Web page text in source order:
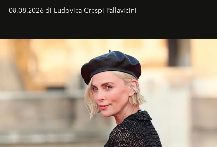
favorevole della Luna nuova in Leone del 12 agosto,
ideale per la notte delle Perseidi.
08.08.2026 di Ludovica Crespi-Pallavicini